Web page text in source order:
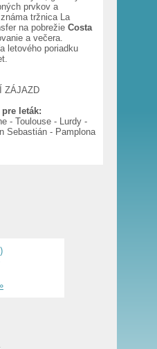
prvkov a
tržnica La
na pobrežieCosta
a večera.
letového poriadku
ZÁJAZD
leták:
- Toulouse - Lurdy -
Sebastián - Pamplona